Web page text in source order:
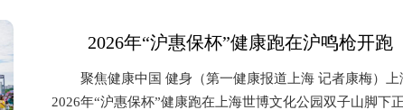
2026年“沪惠保杯”健康跑在沪鸣枪开跑
聚焦健康中国 健身（第一健康报道上海 记者康梅）
2026年“沪惠保杯”健康跑在上海世博文化公园双子山脚下